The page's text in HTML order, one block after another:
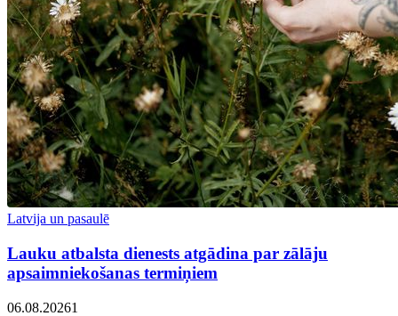
Latvija un pasaulē
Lauku atbalsta dienests atgādina par zālāju
apsaimniekošanas termiņiem
06.08.20261